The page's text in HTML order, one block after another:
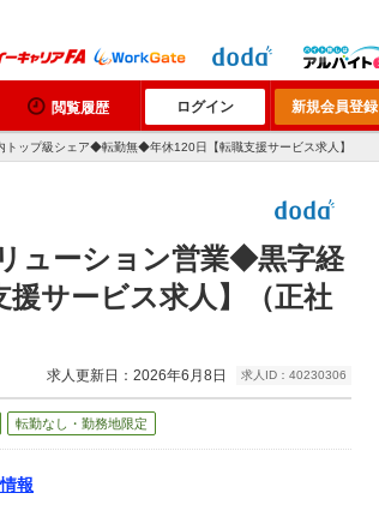
閲覧履歴 ログイン 新規会員登録
ップ級シェア◆転勤無◆年休120日【転職支援サービス求人】
ューション営業◆黒字経
サービス求人】（正社
求人更新日：2026年6月8日 求人ID：40230306
転勤なし・勤務地限定
報